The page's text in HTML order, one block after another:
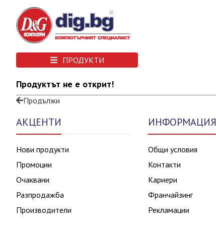
ПРОДУКТИ
Продуктът не е открит!
Продължи
АКЦЕНТИ
Нови продукти
Промоции
Очаквани
Разпродажба
Производители
ИНФОРМАЦИЯ
Общи условия
Контакти
Кариери
Франчайзинг
Рекламации